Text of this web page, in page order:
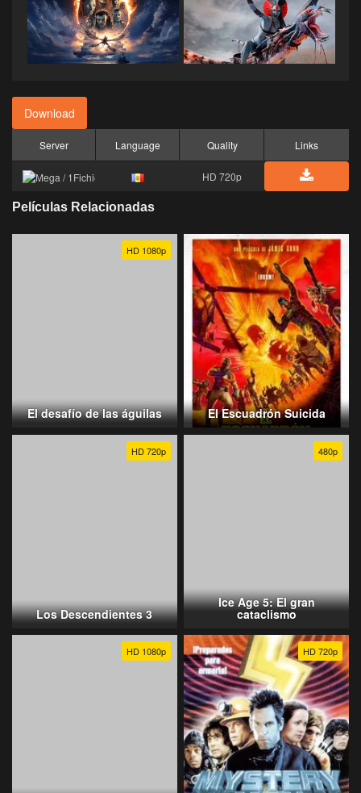
Download
Server Language Quality Links
HD 720p
Películas Relacionadas
HD 1080p
El desafío de las águilas El Escuadrón Suicida
HD 720p
Los Descendientes 3
480p
Ice Age 5: El gran
cataclismo
HD 1080p HD 720p